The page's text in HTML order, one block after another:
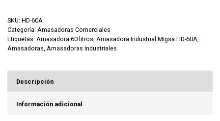
SKU: HD-60A
Categoría: Amasadoras Comerciales
Etiquetas: Amasadora 60 litros, Amasadora Industrial Migsa HD-60A,
Amasadoras, Amasadoras Industriales
Descripción
Información adicional